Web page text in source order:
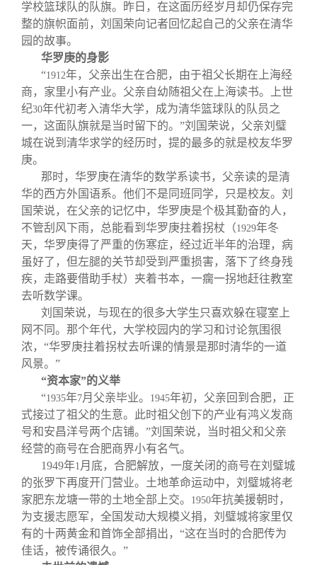
实用信息
总会章程
制度法规
联系我们
学校篮球队的队旗。昨日，在这面历经岁月却仍保存完
整的旗帜面前，刘国荣向记者回忆起自己的父亲在清华
园的故事。
华罗庚的身影
“1912年，父亲出生在合肥，由于祖父长期在上海经
商，家里小有产业。父亲自幼随祖父在上海读书。上世
纪30年代初考入清华大学，成为清华篮球队的队员之
一，这面队旗就是当时留下的。”刘国荣说，父亲刘璧
城在说到清华求学的经历时，提的最多的就是校友华罗
庚。
那时，华罗庚在清华的数学系读书，父亲读的是清
华的西方外国语系。他们不是同班同学，只是校友。刘
国荣说，在父亲的记忆中，华罗庚是个极其勤奋的人，
不管刮风下雨，总能看到华罗庚拄着拐杖（1929年冬
天，华罗庚得了严重的伤寒症，经过近半年的治理，病
虽好了，但左腿的关节却受到严重损害，落下了终身残
疾，走路要借助手杖）夹着书本，一瘸一拐地赶往教室
去听数学课。
刘国荣说，与现在的很多大学生只喜欢躲在寝室上
网不同。那个年代，大学校园内的学习和讨论氛围很
浓，“华罗庚拄着拐杖去听课的情景是那时清华的一道
风景。”
“资本家”的义举
“1935年7月父亲毕业。 1945年初，父亲回到合肥，正
式接过了祖父的生意。此时祖父创下的产业有鸿义发商
号和安昌洋号两个店铺。”刘国荣说，当时祖父和父亲
经营的商号在合肥商界小有名气。
1949年1 月底，合肥解放，一度关闭的商号在刘璧城
的张罗下再度开门营业。土地革命运动中，刘璧城将老
家肥东龙塘一带的土地全部上交。
1950年抗美援朝时，
为支援志愿军，全国发动大规模义捐，刘璧城将家里仅
有的十两黄金和首饰全部捐出，“这在当时的合肥传为
佳话，被传诵很久。”